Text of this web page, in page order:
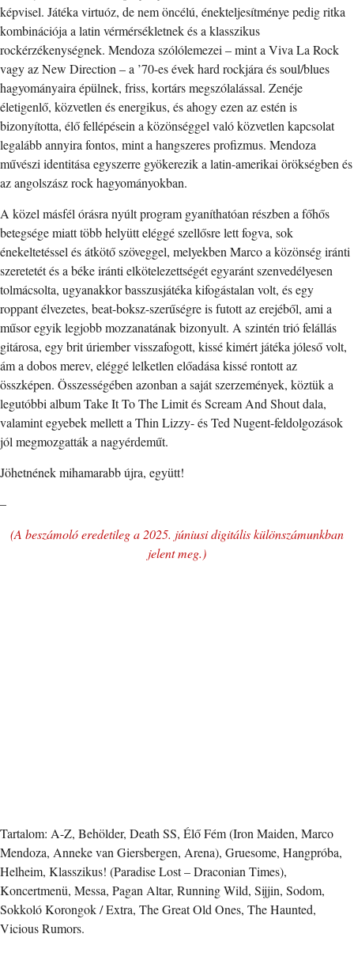
képvisel. Játéka virtuóz, de nem öncélú, énekteljesítménye pedig ritka
kombinációja a latin vérmérsékletnek és a klasszikus
rockérzékenységnek. Mendoza szólólemezei – mint a Viva La Rock
vagy az New Direction – a ’70-es évek hard rockjára és soul/blues
hagyományaira épülnek, friss, kortárs megszólalással. Zenéje
életigenlő, közvetlen és energikus, és ahogy ezen az estén is
bizonyította, élő fellépésein a közönséggel való közvetlen kapcsolat
legalább annyira fontos, mint a hangszeres profizmus. Mendoza
művészi identitása egyszerre gyökerezik a latin-amerikai örökségben és
az angolszász rock hagyományokban.
A közel másfél órásra nyúlt program gyaníthatóan részben a főhős
betegsége miatt több helyütt eléggé szellősre lett fogva, sok
énekeltetéssel és átkötő szöveggel, melyekben Marco a közönség iránti
szeretetét és a béke iránti elkötelezettségét egyaránt szenvedélyesen
tolmácsolta, ugyanakkor basszusjátéka kifogástalan volt, és egy
roppant élvezetes, beat-boksz-szerűségre is futott az erejéből, ami a
műsor egyik legjobb mozzanatának bizonyult. A szintén trió felállás
gitárosa, egy brit úriember visszafogott, kissé kimért játéka jóleső volt,
ám a dobos merev, eléggé lelketlen előadása kissé rontott az
összképen. Összességében azonban a saját szerzemények, köztük a
legutóbbi album Take It To The Limit és Scream And Shout dala,
valamint egyebek mellett a Thin Lizzy- és Ted Nugent-feldolgozások
jól megmozgatták a nagyérdeműt.
Jöhetnének mihamarabb újra, együtt!
–
(A beszámoló eredetileg a 2025. júniusi digitális különszámunkban
jelent meg.)
Tartalom: A-Z, Behölder, Death SS, Élő Fém (Iron Maiden, Marco
Mendoza, Anneke van Giersbergen, Arena), Gruesome, Hangpróba,
Helheim, Klasszikus! (Paradise Lost – Draconian Times),
Koncertmenü, Messa, Pagan Altar, Running Wild, Sijjin, Sodom,
Sokkoló Korongok / Extra, The Great Old Ones, The Haunted,
Vicious Rumors.